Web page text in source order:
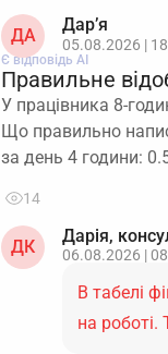
ДА
Дар’я
05.08.2026 |
Є відповідь АІ
Правильне
У працівника 8-
Що правильно
за день 4 години:
14
ДК
Дарія,
06.08.2026 |
В табелі
на роботі.